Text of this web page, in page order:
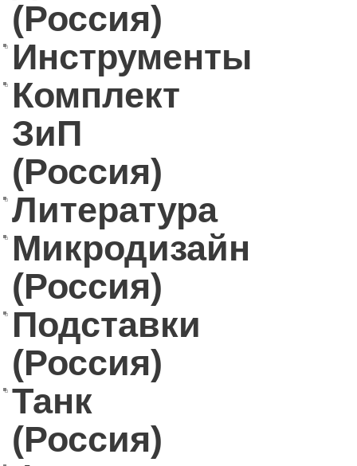
(Россия)
Инструменты
Комплект
ЗиП
(Россия)
Литература
Микродизайн
(Россия)
Подставки
(Россия)
Танк
(Россия)